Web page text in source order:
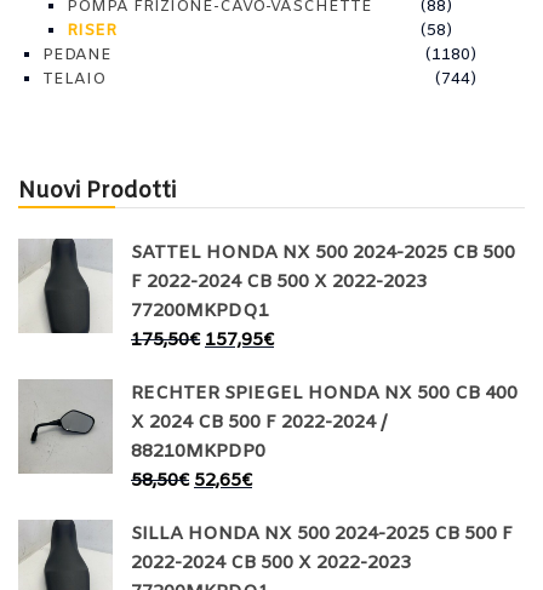
POMPA FRIZIONE-CAVO-VASCHETTE
(88)
RISER
(58)
PEDANE
(1180)
TELAIO
(744)
Nuovi Prodotti
SATTEL HONDA NX 500 2024-2025 CB 500
F 2022-2024 CB 500 X 2022-2023
77200MKPDQ1
175,50€ 157,95€
RECHTER SPIEGEL HONDA NX 500 CB 400
X 2024 CB 500 F 2022-2024 /
88210MKPDP0
58,50€ 52,65€
SILLA HONDA NX 500 2024-2025 CB 500 F
2022-2024 CB 500 X 2022-2023